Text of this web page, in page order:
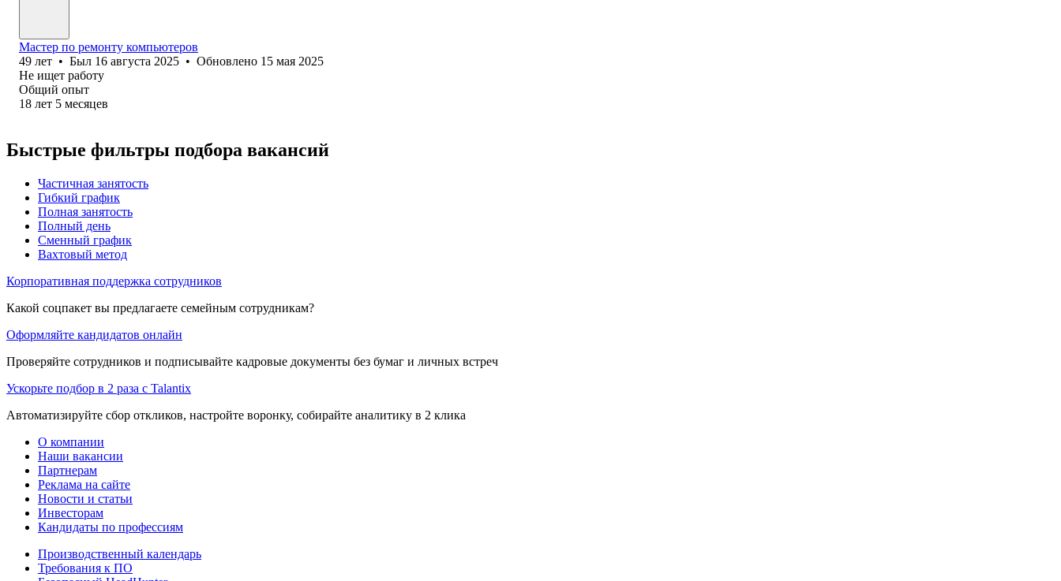
Мастер по ремонту компьютеров
49 лет • Был 16 августа 2025 • Обновлено 15 мая 2025
Не ищет работу
Общий опыт
18 лет 5 месяцев
Быстрые фильтры подбора вакансий
Частичная занятость
Гибкий график
Полная занятость
Полный день
Сменный график
Вахтовый метод
Корпоративная поддержка сотрудников
Какой соцпакет вы предлагаете семейным сотрудникам?
Оформляйте кандидатов онлайн
Проверяйте сотрудников и подписывайте кадровые документы без бумаг и личных встреч
Ускорьте подбор в 2 раза с Talantix
Автоматизируйте сбор откликов, настройте воронку, собирайте аналитику в 2 клика
О компании
Наши вакансии
Партнерам
Реклама на сайте
Новости и статьи
Инвесторам
Кандидаты по профессиям
Производственный календарь
Требования к ПО